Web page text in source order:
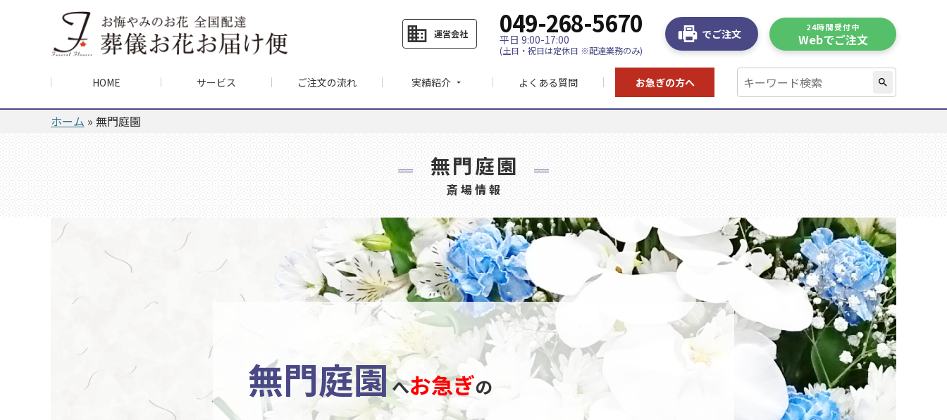
business 運営会社 049-268-5670
平日 9:00-17:00
(土日・祝日は定休日 ※配達業務のみ)
でご注文
24時間受付中
Webでご注文
search
HOME サービス ご注文の流れ 実績紹介 arrow_drop_down よくある質問 お急ぎの方へ
ホーム » 無門庭園
無門庭園
斎場情報
無門庭園へお急ぎの